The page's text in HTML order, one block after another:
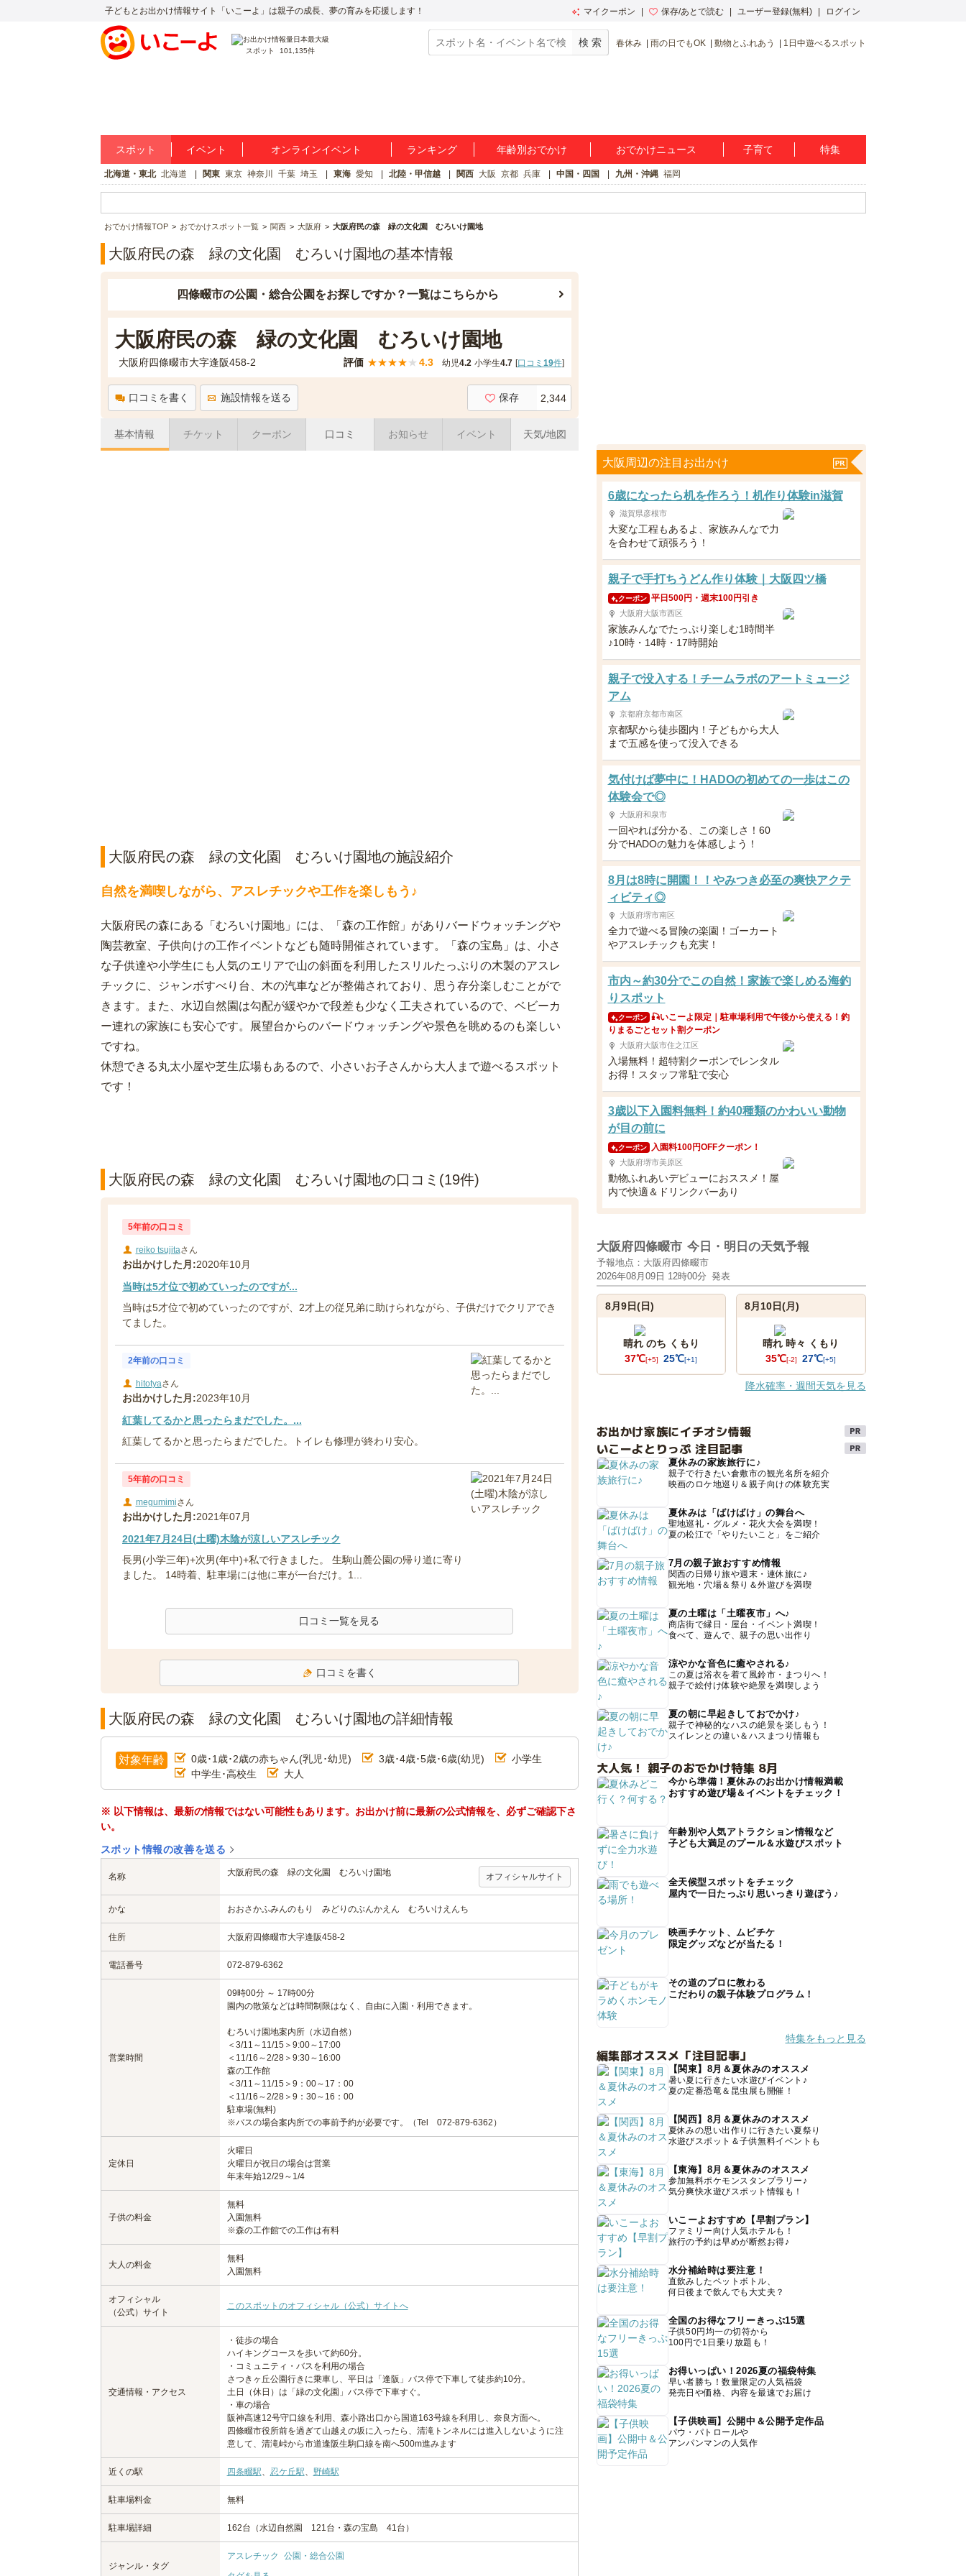
子どもとお出かけ情報サイト「いこーよ」は親子の成長、夢の育みを応援します！ マイクーポン 保存/あとで読む ユーザー登録(無料) ログイン
スポット 101,135件
春休み 雨の日でもOK 動物とふれあう 1日中遊べるスポット
スポット イベント オンラインイベント ランキング 年齢別おでかけ おでかけニュース 子育て 特集
北海道・東北 北海道 関東 東京 神奈川 千葉 埼玉 東海 愛知 北陸・甲信越 関西 大阪 京都 兵庫 中国・四国 九州・沖縄 福岡
おでかけ情報TOP おでかけスポット一覧 関西 大阪府 大阪府民の森 緑の文化園 むろいけ園地
大阪府民の森 緑の文化園 むろいけ園地の基本情報
四條畷市の公園・総合公園をお探しですか？一覧はこちらから
大阪府民の森 緑の文化園 むろいけ園地
大阪府四條畷市大字逢阪458-2 評価 ★★★★★ 4.3 幼児4.2 小学生4.7 [口コミ 19件]
口コミを書く 施設情報を送る 保存 2,344
基本情報 チケット クーポン 口コミ お知らせ イベント 天気/地図
大阪府民の森 緑の文化園 むろいけ園地の施設紹介
自然を満喫しながら、アスレチックや工作を楽しもう♪
大阪府民の森にある「むろいけ園地」には、「森の工作館」がありバードウォッチングや
陶芸教室、子供向けの工作イベントなども随時開催されています。「森の宝島」は、小さ
な子供達や小学生にも人気のエリアで山の斜面を利用したスリルたっぷりの木製のアスレ
チックに、ジャンボすべり台、木の汽車などが整備されており、思う存分楽しむことがで
きます。また、水辺自然園は勾配が緩やかで段差も少なく工夫されているので、ベビーカ
ー連れの家族にも安心です。展望台からのバードウォッチングや景色を眺めるのも楽しい
ですね。
休憩できる丸太小屋や芝生広場もあるので、小さいお子さんから大人まで遊べるスポット
です！
大阪府民の森 緑の文化園 むろいけ園地の口コミ(19件)
5年前の口コミ
reiko tsujitaさん
お出かけした月:2020年10月
当時は5才位で初めていったのですが...
当時は5才位で初めていったのですが、2才上の従兄弟に助けられながら、子供だけでクリアでき
てました。
2年前の口コミ
hitotyaさん
お出かけした月:2023年10月
紅葉してるかと思ったらまだでした。...
紅葉してるかと思ったらまだでした。トイレも修理が終わり安心。
5年前の口コミ
megumimiさん
お出かけした月:2021年07月
2021年7月24日(土曜)木陰が涼しいアスレチック
長男(小学三年)+次男(年中)+私で行きました。 生駒山麓公園の帰り道に寄り
ました。 14時着、駐車場には他に車が一台だけ。1...
口コミ一覧を見る
口コミを書く
大阪府民の森 緑の文化園 むろいけ園地の詳細情報
対象年齢 0歳･1歳･2歳の赤ちゃん(乳児･幼児) 3歳･4歳･5歳･6歳(幼児)
小学生
中学生･高校生
大人
※ 以下情報は、最新の情報ではない可能性もあります。お出かけ前に最新の公式情報を、必ずご確認下さ
い。
スポット情報の改善を送る
名称 大阪府民の森 緑の文化園 むろいけ園地 オフィシャルサイト
かな おおさかふみんのもり みどりのぶんかえん むろいけえんち
住所 大阪府四條畷市大字逢阪458-2
電話番号 072-879-6362
営業時間
09時00分 ～ 17時00分
園内の散策などは時間制限はなく、自由に入園・利用できます。
むろいけ園地案内所（水辺自然）
＜3/11～11/15＞9:00～17:00
＜11/16～2/28＞9:30～16:00
森の工作館
＜3/11～11/15＞9：00～17：00
＜11/16～2/28＞9：30～16：00
駐車場(無料)
※バスの場合案内所での事前予約が必要です。（Tel 072-879-6362）
定休日
火曜日
火曜日が祝日の場合は営業
年末年始12/29～1/4
子供の料金
無料
入園無料
※森の工作館での工作は有料
大人の料金
無料
入園無料
オフィシャル
（公式）サイト
このスポットのオフィシャル（公式）サイトへ
交通情報・アクセス
・徒歩の場合
ハイキングコースを歩いて約60分。
・コミュニティ・バスを利用の場合
さつきヶ丘公園行きに乗車し、平日は「逢阪」バス停で下車して徒歩約10分。
土日（休日）は「緑の文化園」バス停で下車すぐ。
・車の場合
阪神高速12号守口線を利用、森小路出口から国道163号線を利用し、奈良方面へ。
四條畷市役所前を過ぎて山越えの坂に入ったら、清滝トンネルには進入しないように注
意して、清滝峠から市道逢阪生駒口線を南へ500m進みます
近くの駅 四条畷駅、 忍ケ丘駅、 野崎駅
駐車場料金 無料
駐車場詳細 162台（水辺自然園 121台・森の宝島 41台）
ジャンル・タグ
アスレチック
公園・総合公園
大阪周辺の注目お出かけ
6歳になったら机を作ろう！机作り体験in滋賀
滋賀県彦根市
大変な工程もあるよ、家族みんなで力
を合わせて頑張ろう！
親子で手打ちうどん作り体験｜大阪四ツ橋
クーポン 平日500円・週末100円引き
大阪府大阪市西区
家族みんなでたっぷり楽しむ1時間半
♪10時・14時・17時開始
親子で没入する！チームラボのアートミュージ
アム
京都府京都市南区
京都駅から徒歩圏内！子どもから大人
まで五感を使って没入できる
気付けば夢中に！HADOの初めての一歩はこの
体験会で◎
大阪府和泉市
一回やれば分かる、この楽しさ！60
分でHADOの魅力を体感しよう！
8月は8時に開園！！やみつき必至の爽快アクテ
ィビティ◎
大阪府堺市南区
全力で遊べる冒険の楽園！ゴーカート
やアスレチックも充実！
市内～約30分でこの自然！家族で楽しめる海釣
りスポット
クーポン 🎣いこーよ限定｜駐車場利用で午後から使える！釣
りまるごとセット割クーポン
大阪府大阪市住之江区
入場無料！超特割クーポンでレンタル
お得！スタッフ常駐で安心
3歳以下入園料無料！約40種類のかわいい動物
が目の前に
クーポン 入園料100円OFFクーポン！
大阪府堺市美原区
動物ふれあいデビューにおススメ！屋
内で快適＆ドリンクバーあり
大阪府四條畷市 今日・明日の天気予報
予報地点：大阪府四條畷市
2026年08月09日 12時00分 発表
8月9日(日)
晴れ のち くもり
37℃[+5] 25℃[+1]
8月10日(月)
晴れ 時々 くもり
35℃[-2] 27℃[+5]
降水確率・週間天気を見る
お出かけ家族にイチオシ情報
いこーよとりっぷ 注目記事
夏休みの家族旅行に♪
親子で行きたい倉敷市の観光名所を紹介
映画のロケ地巡り＆親子向けの体験充実
夏休みは「ばけばけ」の舞台へ
聖地巡礼・グルメ・花火大会を満喫！
夏の松江で「やりたいこと」をご紹介
7月の親子旅おすすめ情報
関西の日帰り旅や週末・連休旅に♪
観光地・穴場＆祭り＆外遊びを満喫
夏の土曜は「土曜夜市」へ♪
商店街で縁日・屋台・イベント満喫！
食べて、遊んで、親子の思い出作り
涼やかな音色に癒やされる♪
この夏は浴衣を着て風鈴市・まつりへ！
親子で絵付け体験や絶景を満喫しよう
夏の朝に早起きしておでかけ♪
親子で神秘的なハスの絶景を楽しもう！
スイレンとの違い＆ハスまつり情報も
大人気！ 親子のおでかけ特集 8月
今から準備！夏休みのお出かけ情報満載
おすすめ遊び場＆イベントをチェック！
年齢別や人気アトラクション情報など
子ども大満足のプール＆水遊びスポット
全天候型スポットをチェック
屋内で一日たっぷり思いっきり遊ぼう♪
映画チケット、ムビチケ
限定グッズなどが当たる！
その道のプロに教わる
こだわりの親子体験プログラム！
特集をもっと見る
編集部オススメ「注目記事」
【関東】8月＆夏休みのオススメ
暑い夏に行きたい水遊びイベント♪
夏の定番恐竜＆昆虫展も開催！
【関西】8月＆夏休みのオススメ
夏休みの思い出作りに行きたい夏祭り
水遊びスポット＆子供無料イベントも
【東海】8月＆夏休みのオススメ
参加無料ポケモンスタンプラリー♪
気分爽快水遊びスポット情報も！
いこーよおすすめ【早割プラン】
ファミリー向け人気ホテルも！
旅行の予約は早めが断然お得♪
水分補給時は要注意！
直飲みしたペットボトル、
何日後まで飲んでも大丈夫？
全国のお得なフリーきっぷ15選
子供50円均一の切符から
100円で1日乗り放題も！
お得いっぱい！2026夏の福袋特集
早い者勝ち！数量限定の人気福袋
発売日や価格、内容を最速でお届け
【子供映画】公開中＆公開予定作品
パウ・パトロールや
アンパンマンの人気作